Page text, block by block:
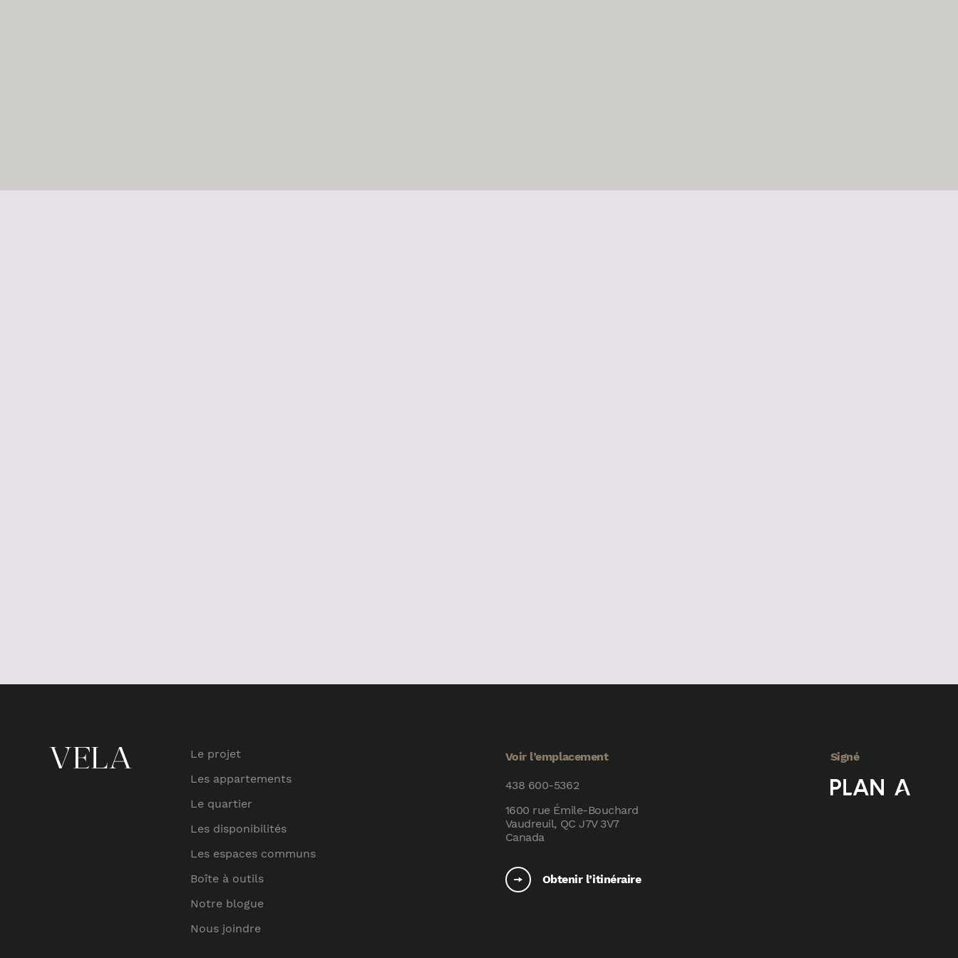
Le projet
Les appartements
Le quartier
Les disponibilités
Les espaces communs
Boîte à outils
Notre blogue
Nous joindre
Voir l’emplacement
438 600-5362
1600 rue Émile-Bouchard
Vaudreuil, QC J7V 3V7
Canada
Obtenir l’itinéraire
Signé